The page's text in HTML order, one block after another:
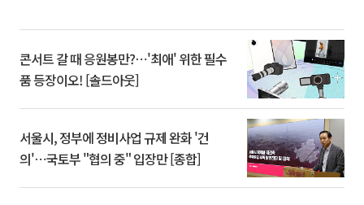
콘서트 갈 때 응원봉만?⋯'최애' 위한 필수
품 등장이오! [솔드아웃]
서울시, 정부에 정비사업 규제 완화 '건
의'⋯국토부 "협의 중" 입장만 [종합]